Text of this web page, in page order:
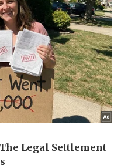
Quân sự - Quốc phòng
Việt Nam
Phân tích